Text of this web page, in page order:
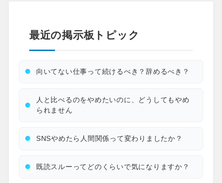
最近の掲示板トピック
向いてない仕事って続けるべき？辞めるべき？
人と比べるのをやめたいのに、どうしてもやめ
られません
SNSやめたら人間関係って変わりましたか？
既読スルーってどのくらいで気になりますか？